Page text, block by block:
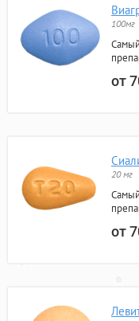
100мг
от
20 мг
от